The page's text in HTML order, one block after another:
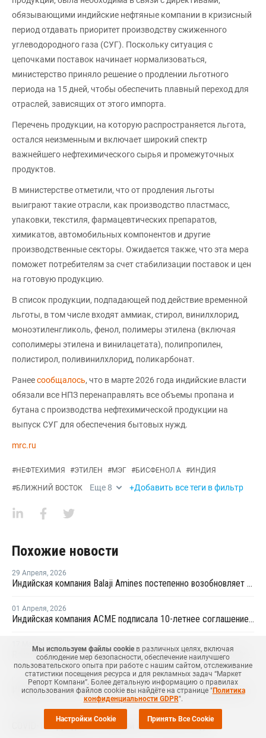
обязывающими индийские нефтяные компании в кризисный
период отдавать приоритет производству сжиженного
углеводородного газа (СУГ). Поскольку ситуация с
цепочками поставок начинает нормализоваться,
министерство приняло решение о продлении льготного
периода на 15 дней, чтобы обеспечить плавный переход для
отраслей, зависящих от этого импорта.
Перечень продукции, на которую распространяется льгота,
остался неизменным и включает широкий спектр
важнейшего нефтехимического сырья и промежуточных
продуктов.
В министерстве отметили, что от продления льготы
выиграют такие отрасли, как производство пластмасс,
упаковки, текстиля, фармацевтических препаратов,
химикатов, автомобильных компонентов и другие
производственные секторы. Ожидается также, что эта мера
поможет потребителям за счет стабилизации поставок и цен
на готовую продукцию.
В список продукции, подпадающей под действие временной
льготы, в том числе входят аммиак, стирол, винилхлорид,
моноэтиленгликоль, фенол, полимеры этилена (включая
сополимеры этилена и винилацетата), полипропилен,
полистирол, поливинилхлорид, поликарбонат.
Ранеесообщалось, что в марте 2026 года индийские власти
обязали все НПЗ перенаправлять все объемы пропана и
бутана с производства нефтехимической продукции на
выпуск СУГ для обеспечения бытовых нужд.
mrc.ru
#НЕФТЕХИМИЯ #ЭТИЛЕН #МЭГ #БИСФЕНОЛ А #ИНДИЯ
#БЛИЖНИЙ ВОСТОК Еще 8 +Добавить все теги в фильтр
Похожие новости
29 Апреля, 2026
Индийская компания Balaji Amines постепенно возобновляет производство аммиака
01 Апреля, 2026
Индийская компания ACME подписала 10-летнее соглашение о закупке экологически чистого аммиака с SECI
01 Декабря, 2025
, 2021
COVID-19 - Дайджест новостей от 07.09.2021 года
Мы используем файлы cookieв различных целях, включая
соблюдение мер безопасности, обеспечение наилучшего
пользовательского опыта при работе с нашим сайтом, отслеживание
статистики посещения ресурса и для рекламных задач “Маркет
Репорт Компани”. Более детальную информацию о правилах
использования файлов cookie вы найдёте на странице "Политика
конфиденциальности GDPR".
Настройки Cookie Принять Все Cookie